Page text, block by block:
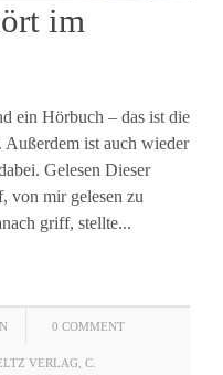
im
ein Hörbuch – das ist die
ist auch wieder
Gelesen Dieser
von mir gelesen zu
griff, stellte...
0 COMMENT
VERLAG C.